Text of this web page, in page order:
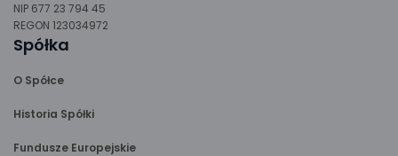
NIP 677 23 794 45
REGON 123034972
Spółka
O Spółce
Historia Spółki
Fundusze Europejskie